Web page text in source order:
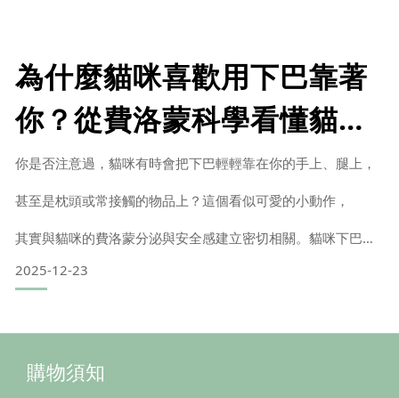
✔ 貓疫苗種類
✔ N 合一疫苗差異
✔ 副作用與腫瘤
為什麼貓咪喜歡用下巴靠著
你？從費洛蒙科學看懂貓咪
行為
你是否注意過，貓咪有時會把下巴輕輕靠在你的手上、腿上，
甚至是枕頭或常接觸的物品上？這個看似可愛的小動作，
其實與貓咪的費洛蒙分泌與安全感建立密切相關。貓咪下巴與
分布著多個費洛蒙腺體（pheromone glands）。
這些腺體會分泌一種對貓咪來說具有安撫與辨識作用的化學訊
其實是在進行「氣味標記」行為，
2025-12-23
購物須知